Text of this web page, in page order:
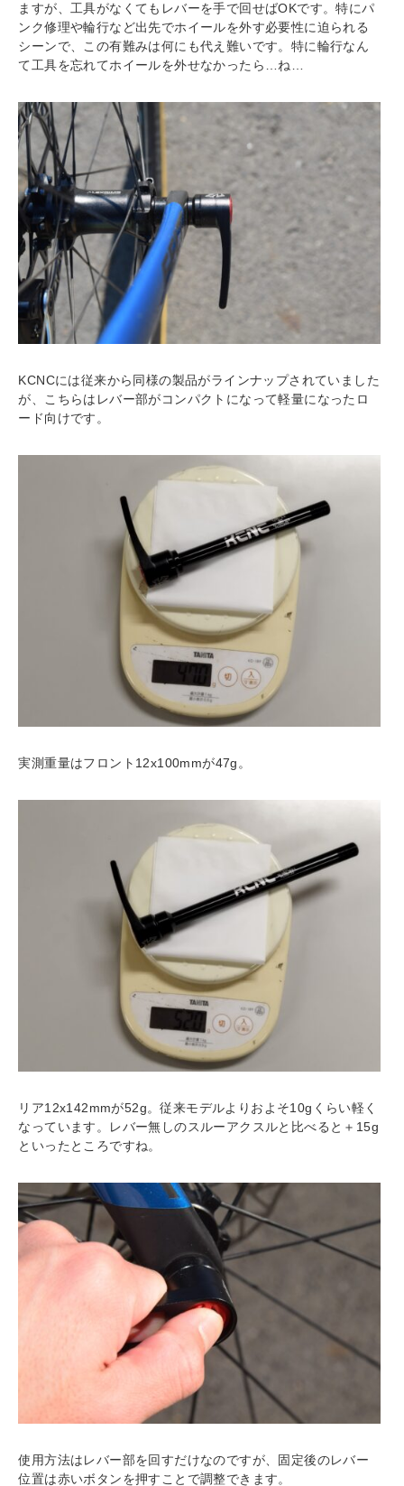
ますが、工具がなくてもレバーを手で回せばOKです。特にパ
ンク修理や輪行など出先でホイールを外す必要性に迫られる
シーンで、この有難みは何にも代え難いです。特に輪行なん
て工具を忘れてホイールを外せなかったら…ね…
KCNCには従来から同様の製品がラインナップされていました
が、こちらはレバー部がコンパクトになって軽量になったロ
ード向けです。
実測重量はフロント12x100mmが47g。
リア12x142mmが52g。従来モデルよりおよそ10gくらい軽く
なっています。レバー無しのスルーアクスルと比べると＋15g
といったところですね。
使用方法はレバー部を回すだけなのですが、固定後のレバー
位置は赤いボタンを押すことで調整できます。